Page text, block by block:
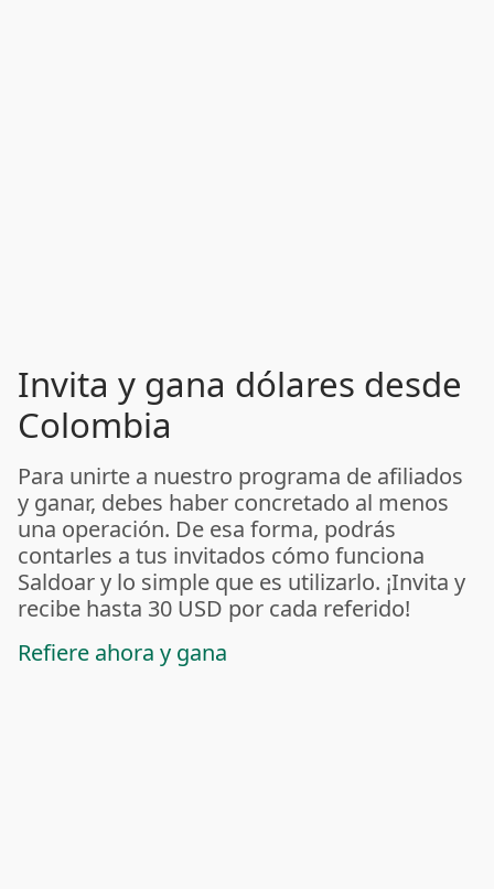
Invita y gana dólares desde
Colombia
Para unirte a nuestro programa de afiliados
y ganar, debes haber concretado al menos
una operación. De esa forma, podrás
contarles a tus invitados cómo funciona
Saldoar y lo simple que es utilizarlo. ¡Invita y
recibe hasta 30 USD por cada referido!
Refiere ahora y gana